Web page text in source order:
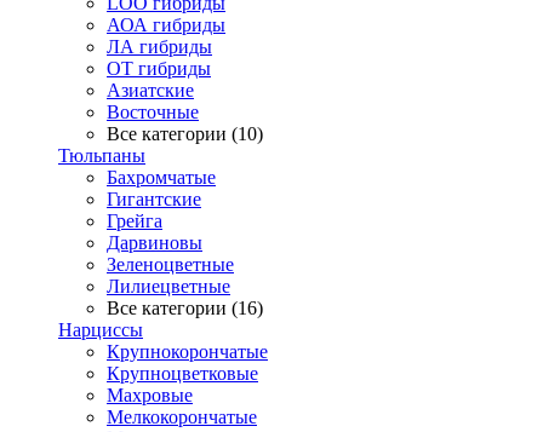
АОА гибриды
ЛА гибриды
ОТ гибриды
Азиатские
Восточные
Все категории (10)
Тюльпаны
Бахромчатые
Гигантские
Грейга
Дарвиновы
Зеленоцветные
Лилиецветные
Все категории (16)
Нарциссы
Крупнокорончатые
Крупноцветковые
Махровые
Мелкокорончатые